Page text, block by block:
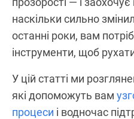
наскільки сильно
останні роки, вам
інструменти, щоб
У цій статті ми
які допоможуть вам
процеси і водночас